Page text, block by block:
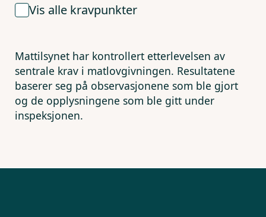
Vis alle kravpunkter
Mattilsynet har kontrollert etterlevelsen av
sentrale krav i matlovgivningen. Resultatene
baserer seg på observasjonene som ble gjort
og de opplysningene som ble gitt under
inspeksjonen.